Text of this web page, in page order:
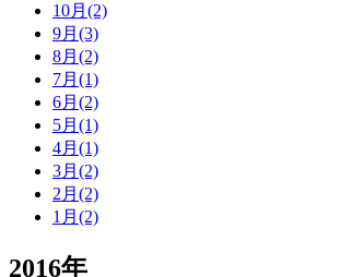
10月(2)
9月(3)
8月(2)
7月(1)
6月(2)
5月(1)
4月(1)
3月(2)
2月(2)
1月(2)
2016年